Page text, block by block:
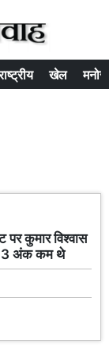
खेल
कुमार विश्वास
3 अंक कम थे